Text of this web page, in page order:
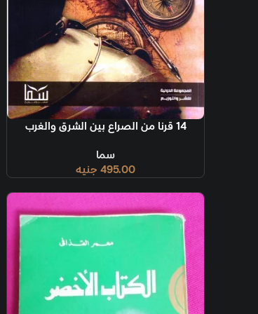
إضافة إلى السلة
14 قرنا من الصراع بين الشرق والغرب
سما
495.00 جنيه